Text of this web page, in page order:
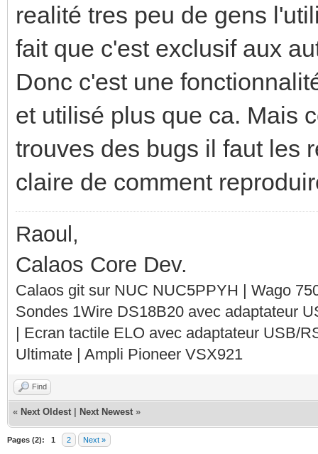
realité tres peu de gens
fait que c'est exclusif aux
Donc c'est une
et utilisé plus que ca. Mais
trouves des bugs il faut les
claire de comment
Raoul,
Calaos Core Dev.
Calaos git sur NUC NUC5PPYH | Wago
Sondes 1Wire DS18B20 avec adaptateur
| Ecran tactile ELO avec adaptateur USB/
Ultimate | Ampli Pioneer VSX921
Find
« Next Oldest Next Newest »
Pages (2): 1 2 Next »